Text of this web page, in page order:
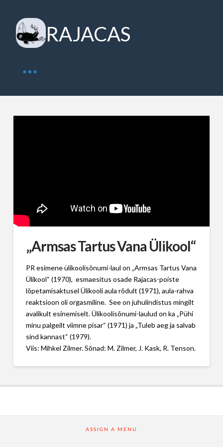
RAJACAS
„Armsas Tartus Vana Ülikool“
PR esimene ülikoolisõnumi-laul on „Armsas Tartus Vana
Ülikool“ (1970), esmaesitus osade Rajacas-poiste
lõpetamisaktusel Ülikooli aula rõdult (1971), aula-rahva
reaktsioon oli orgasmiline. See on juhulindistus mingilt
avalikult esinemiselt. Ülikoolisõnumi-laulud on ka „Pühi
minu palgeilt viimne pisar“ (1971) ja „Tuleb aeg ja salvab
sind kannast“ (1979).
Viis: Mihkel Zilmer. Sõnad: M. Zilmer, J. Kask, R. Tenson.
ASSIGN A MENU